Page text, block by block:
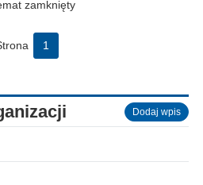
zamknięty
1
Dodaj wpis